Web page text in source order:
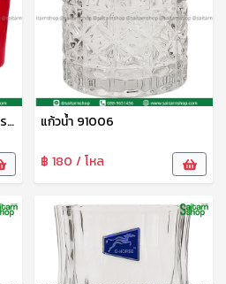
กระติกเหลี่ยมใหญ่สีสด 29ลิตร No.259 แก้วน้ำ 91006
฿ 180 / โหล